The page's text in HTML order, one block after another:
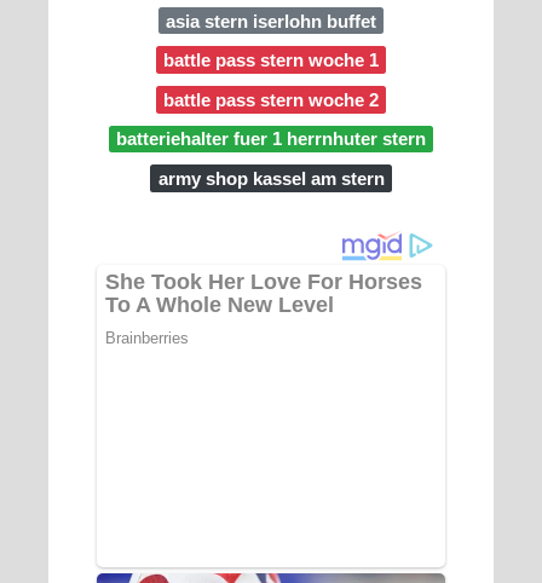
asia stern iserlohn buffet
battle pass stern woche 1
battle pass stern woche 2
batteriehalter fuer 1 herrnhuter stern
army shop kassel am stern